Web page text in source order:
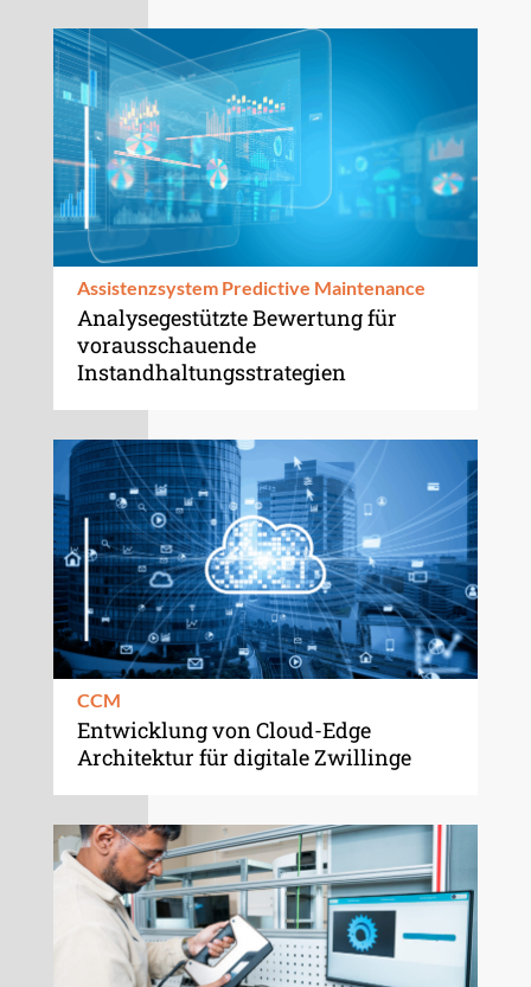
Assistenzsystem Predictive Maintenance
Analysegestützte Bewertung für
vorausschauende
Instandhaltungsstrategien
CCM
Entwicklung von Cloud-Edge
Architektur für digitale Zwillinge